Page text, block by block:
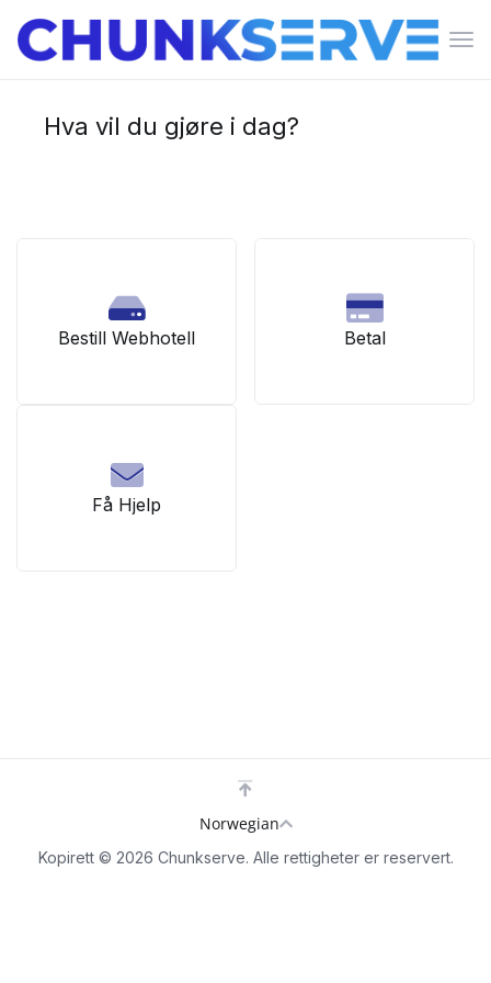
Bytt
Hva vil du gjøre i dag?
Bestill Webhotell Betal
Få Hjelp
Kopirett © 2026 Chunkserve. Alle rettigheter er reservert.
Norwegian